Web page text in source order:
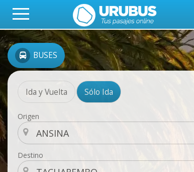
BUSES
Ida y Vuelta Sólo Ida
Origen
Destino